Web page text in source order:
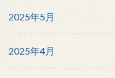
2025年5月
2025年4月